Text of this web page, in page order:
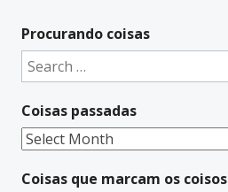
t
e
a
t
i
v
Procurando coisas
Search
for:
Coisas passadas
Coisas
Coisas que marcam os coisos